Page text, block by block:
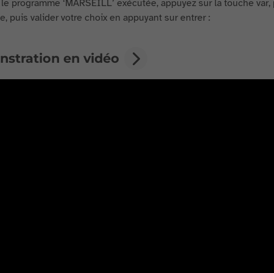
programme ‘MARSEILL’ exécutée, appuyez sur la touche
puis valider votre choix en appuyant sur entrer :
en vidéo